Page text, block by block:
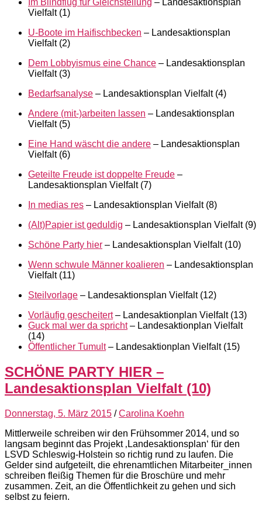
Im Blindflug für Gleichstellung – Landesaktionsplan
Vielfalt (1)
U-Boote im Haifischbecken – Landesaktionsplan
Vielfalt (2)
Dem Lobbyismus eine Chance – Landesaktionsplan
Vielfalt (3)
Bedarfsanalyse – Landesaktionsplan Vielfalt (4)
Andere (mit-)arbeiten lassen – Landesaktionsplan
Vielfalt (5)
Eine Hand wäscht die andere – Landesaktionsplan
Vielfalt (6)
Geteilte Freude ist doppelte Freude –
Landesaktionsplan Vielfalt (7)
In medias res – Landesaktionsplan Vielfalt (8)
(Alt)Papier ist geduldig – Landesaktionsplan Vielfalt (9)
Schöne Party hier – Landesaktionsplan Vielfalt (10)
Wenn schwule Männer koalieren – Landesaktionsplan
Vielfalt (11)
Steilvorlage – Landesaktionsplan Vielfalt (12)
Vorläufig gescheitert– Landesaktionplan Vielfalt (13)
Guck mal wer da spricht– Landesaktionplan Vielfalt
(14)
Öffentlicher Tumult– Landesaktionplan Vielfalt (15)
SCHÖNE PARTY HIER –
Landesaktionsplan Vielfalt (10)
Donnerstag, 5. März 2015 /Carolina Koehn
Mittlerweile schreiben wir den Frühsommer 2014, und so
langsam beginnt das Projekt ‚Landesaktionsplan‘ für den
LSVD Schleswig-Holstein so richtig rund zu laufen. Die
Gelder sind aufgeteilt, die ehrenamtlichen Mitarbeiter_innen
schreiben fleißig Themen für die Broschüre und mehr
zusammen. Zeit, an die Öffentlichkeit zu gehen und sich
selbst zu feiern.